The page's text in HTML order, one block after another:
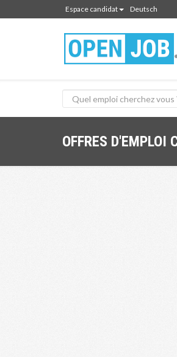
Espace candidat Deutsch
OFFRES D'EMPLOI